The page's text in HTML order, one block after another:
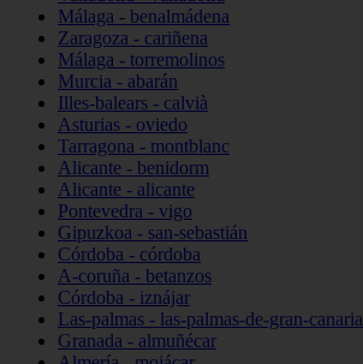
Málaga - benalmádena
Zaragoza - cariñena
Málaga - torremolinos
Murcia - abarán
Illes-balears - calvià
Asturias - oviedo
Tarragona - montblanc
Alicante - benidorm
Alicante - alicante
Pontevedra - vigo
Gipuzkoa - san-sebastián
Córdoba - córdoba
A-coruña - betanzos
Córdoba - iznájar
Las-palmas - las-palmas-de-gran-canaria
Granada - almuñécar